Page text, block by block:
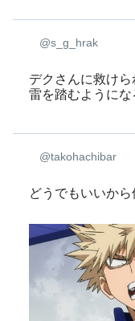
@s_g_hrak
デクさんに救け
雷を踏むように
@takohachibar
どうでもいいから